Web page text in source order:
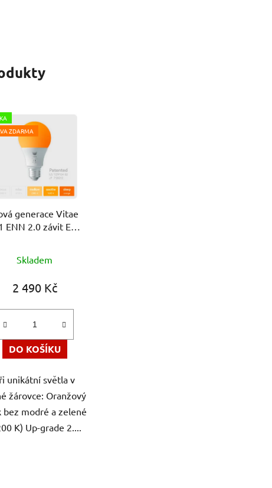
ZDARMA
generace Vitae
ENN 2.0 závit E27
hodnocení
produktu
5,0
z
5
hvězdiček.
Skladem
2 490 Kč
DO KOŠÍKU
unikátní světla v
žárovce: Oranžový
bez modré a zelené
K) Up-grade 2....